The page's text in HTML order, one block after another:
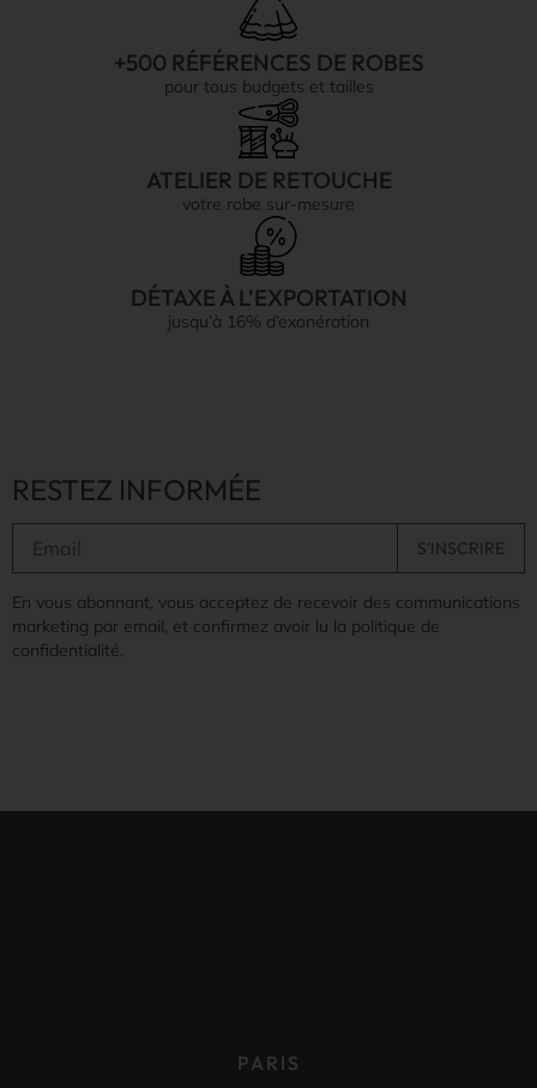
+500 RÉFÉRENCES DE ROBES
pour tous budgets et tailles
ATELIER DE RETOUCHE
votre robe sur-mesure
DÉTAXE À L'EXPORTATION
jusqu’à 16% d’exonération
RESTEZ INFORMÉE
En vous abonnant, vous acceptez de recevoir des communications
marketing par email, et confirmez avoir lu la politique de
confidentialité.
PARIS